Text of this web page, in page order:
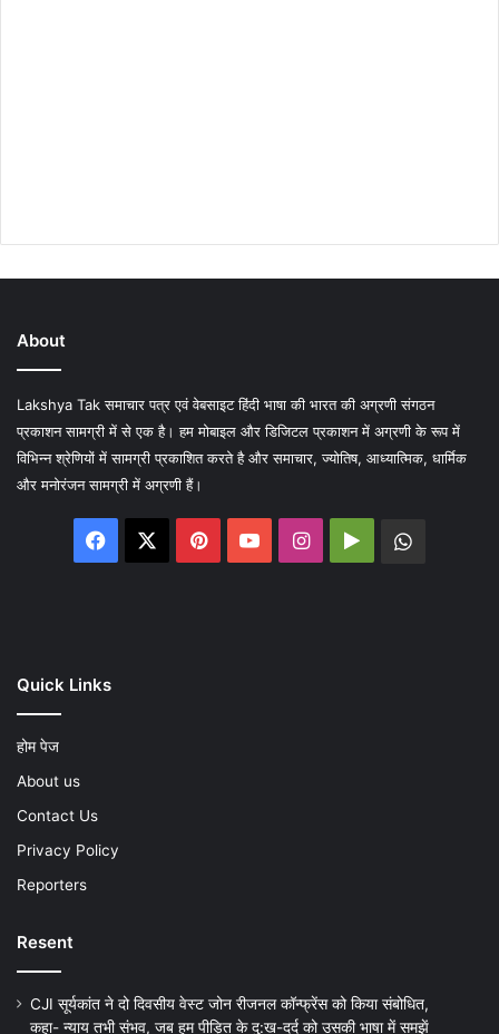
About
Lakshya Tak समाचार पत्र एवं वेबसाइट हिंदी भाषा की भारत की अग्रणी संगठन
प्रकाशन सामग्री में से एक है। हम मोबाइल और डिजिटल प्रकाशन में अग्रणी के रूप में
विभिन्न श्रेणियों में सामग्री प्रकाशित करते है और समाचार, ज्योतिष, आध्यात्मिक, धार्मिक
और मनोरंजन सामग्री में अग्रणी हैं।
Facebook PinterestYouTubeInstagram
Google
Quick Links
होम पेज
About us
Contact Us
Privacy Policy
Reporters
Resent
CJI सूर्यकांत ने दो दिवसीय वेस्ट जोन रीजनल कॉन्फ्रेंस को किया संबोधित,
कहा- न्याय तभी संभव, जब हम पीड़ित के दु:ख-दर्द को उसकी भाषा में समझें